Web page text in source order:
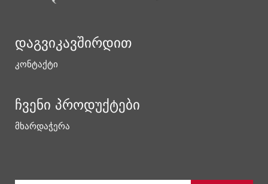
დაგვიკავშირდით
კონტაქტი
ჩვენი პროდუქტები
მხარდაჭერა